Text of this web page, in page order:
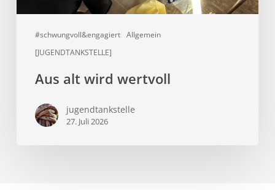
#schwungvoll&engagiert Allgemein
[JUGENDTANKSTELLE]
Aus alt wird wertvoll
jugendtankstelle
27. Juli 2026